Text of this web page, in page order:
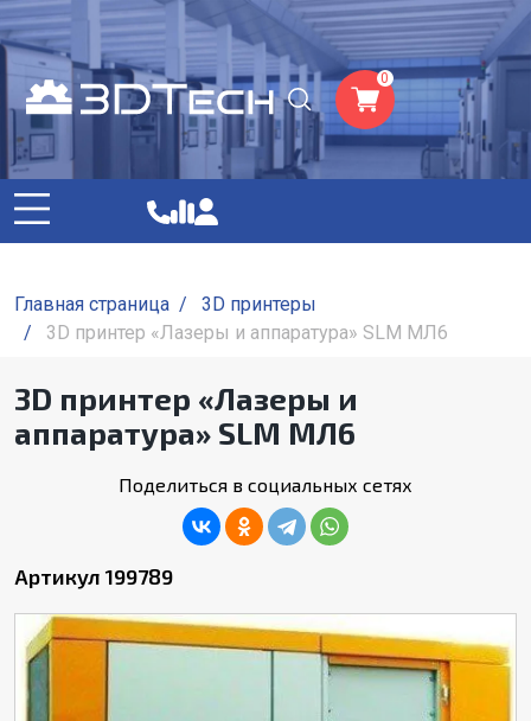
0
Главная страница /
3D принтеры
/
3D принтер «Лазеры и аппаратура» SLM МЛ6
3D принтер «Лазеры и
аппаратура» SLM МЛ6
Поделиться в социальных сетях
Артикул 199789